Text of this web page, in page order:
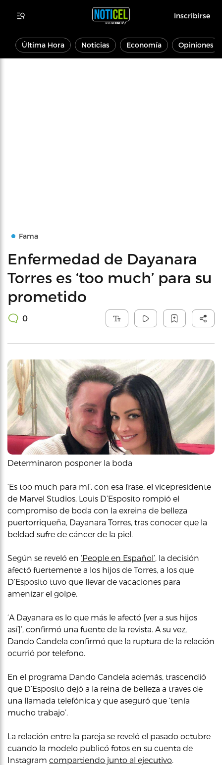
Inscribirse
Última Hora Noticias Economía Opiniones
Fama
Enfermedad de Dayanara
Torres es ‘too much’ para su
prometido
0
Determinaron posponer la boda
‘Es too much para mí’, con esa frase, el vicepresidente
de Marvel Studios, Louis D’Esposito rompió el
compromiso de boda con la exreina de belleza
puertorriqueña, Dayanara Torres, tras conocer que la
beldad sufre de cáncer de la piel.
Según se reveló en ‘People en Español’, la decisión
afectó fuertemente a los hijos de Torres, a los que
D’Esposito tuvo que llevar de vacaciones para
amenizar el golpe.
‘A Dayanara es lo que más le afectó [ver a sus hijos
así]’, confirmó una fuente de la revista. A su vez,
Dando Candela confirmó que la ruptura de la relación
ocurrió por telefono.
En el programa Dando Candela además, trascendió
que D’Esposito dejó a la reina de belleza a traves de
una llamada telefónica y que aseguró que ‘tenía
mucho trabajo’.
La relación entre la pareja se reveló el pasado octubre
cuando la modelo publicó fotos en su cuenta de
Instagram compartiendo junto al ejecutivo.